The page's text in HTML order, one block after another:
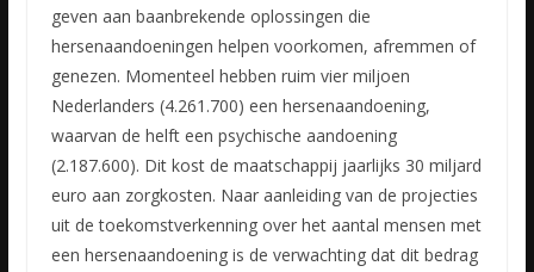
geven aan baanbrekende oplossingen die
hersenaandoeningen helpen voorkomen, afremmen of
genezen. Momenteel hebben ruim vier miljoen
Nederlanders (4.261.700) een hersenaandoening,
waarvan de helft een psychische aandoening
(2.187.600). Dit kost de maatschappij jaarlijks 30 miljard
euro aan zorgkosten. Naar aanleiding van de projecties
uit de toekomstverkenning over het aantal mensen met
een hersenaandoening is de verwachting dat dit bedrag